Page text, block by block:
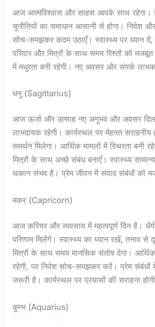
आज आत्मविश्वास और साहस आपके साथ रहेगा।
चुनौतियों का समाधान आसानी से होगा। निवेश और
सोच-समझकर कदम उठाएँ। स्वास्थ्य पर ध्यान
परिवार और मित्रों के साथ समय रिश्तों को
में मधुरता बनी रहेगी। नए अवसर और संपर्क
धनु (Sagittarius)
आज ऊर्जा और उत्साह नए अनुभव और अवसर
लाभदायक रहेगी। कार्यस्थल पर मेहनत सराहनीय
समर्थन मिलेगा। आर्थिक मामलों में स्थिरता बनी
मित्रों के साथ अच्छे संबंध बनाएँ। स्वास्थ्य
थकान संभव है। प्रेम जीवन में संवाद संबंधों को
मकर (Capricorn)
आज करियर और व्यवसाय में महत्वपूर्ण दिन है।
परिणाम मिलेंगे। स्वास्थ्य का ध्यान रखें, तनाव से
मित्रों के साथ समय मानसिक संतोष देगा। आर्थिक
रहेगी, पर निवेश सोच-समझकर करें। प्रेम संबंधों
जरूरी है। कार्यस्थल पर प्रयासों की सराहना
कुम्भ (Aquarius)